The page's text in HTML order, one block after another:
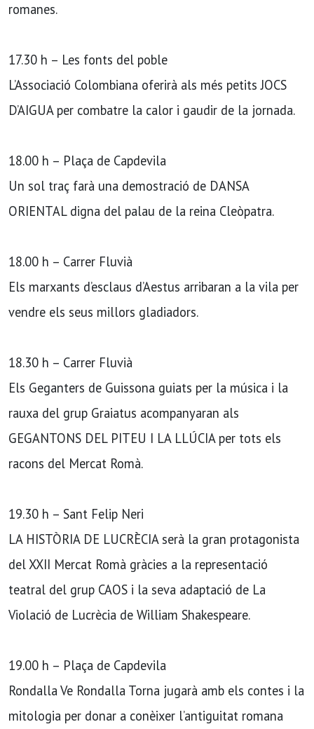
romanes.
17.30 h – Les fonts del poble
L’Associació Colombiana oferirà als més petits JOCS
D’AIGUA per combatre la calor i gaudir de la jornada.
18.00 h – Plaça de Capdevila
Un sol traç farà una demostració de DANSA
ORIENTAL digna del palau de la reina Cleòpatra.
18.00 h – Carrer Fluvià
Els marxants d’esclaus d’Aestus arribaran a la vila per
vendre els seus millors gladiadors.
18.30 h – Carrer Fluvià
Els Geganters de Guissona guiats per la música i la
rauxa del grup Graiatus acompanyaran als
GEGANTONS DEL PITEU I LA LLÚCIA per tots els
racons del Mercat Romà.
19.30 h – Sant Felip Neri
LA HISTÒRIA DE LUCRÈCIA serà la gran protagonista
del XXII Mercat Romà gràcies a la representació
teatral del grup CAOS i la seva adaptació de La
Violació de Lucrècia de William Shakespeare.
19.00 h – Plaça de Capdevila
Rondalla Ve Rondalla Torna jugarà amb els contes i la
mitologia per donar a conèixer l’antiguitat romana